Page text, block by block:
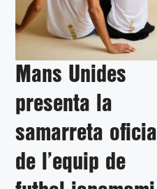
Mans Unides
presenta la
samarreta oficial
de l’equip de